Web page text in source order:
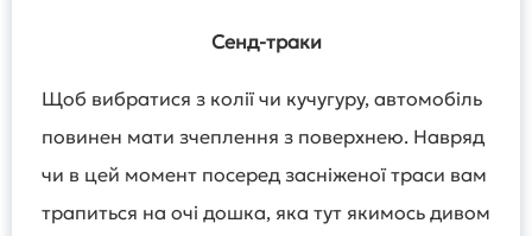
Сенд-траки
Щоб вибратися з колії чи кучугуру, автомобіль
повинен мати зчеплення з поверхнею. Навряд
чи в цей момент посеред засніженої траси вам
трапиться на очі дошка, яка тут якимось дивом